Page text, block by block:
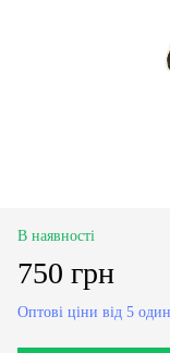
В наявності
750 грн
Оптові ціни від 5